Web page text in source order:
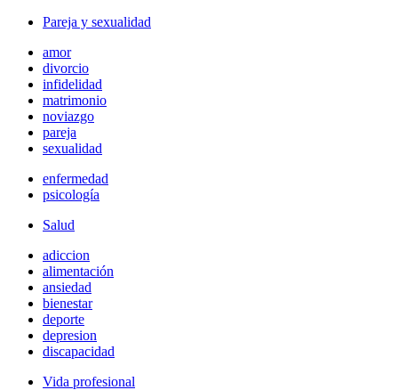
Pareja y sexualidad
amor
divorcio
infidelidad
matrimonio
noviazgo
pareja
sexualidad
enfermedad
psicología
Salud
adiccion
alimentación
ansiedad
bienestar
deporte
depresion
discapacidad
Vida profesional